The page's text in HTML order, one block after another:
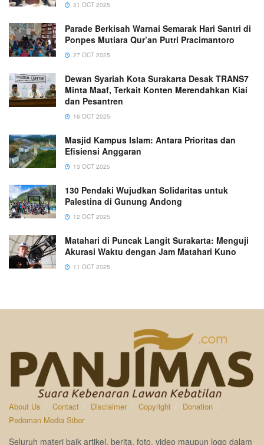
31 OCT 2025
Parade Berkisah Warnai Semarak Hari Santri di
Ponpes Mutiara Qur’an Putri Pracimantoro
27 OCT 2025
Dewan Syariah Kota Surakarta Desak TRANS7
Minta Maaf, Terkait Konten Merendahkan Kiai
dan Pesantren
16 OCT 2025
Masjid Kampus Islam: Antara Prioritas dan
Efisiensi Anggaran
13 OCT 2025
130 Pendaki Wujudkan Solidaritas untuk
Palestina di Gunung Andong
12 OCT 2025
Matahari di Puncak Langit Surakarta: Menguji
Akurasi Waktu dengan Jam Matahari Kuno
11 OCT 2025
About Us Contact Disclaimer Copyright
Donation
Pedoman Media Siber
Seluruh materi baik artikel, berita, foto, video maupun logo dalam